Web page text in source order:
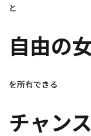
と
自由の
を所有できる
チャンス